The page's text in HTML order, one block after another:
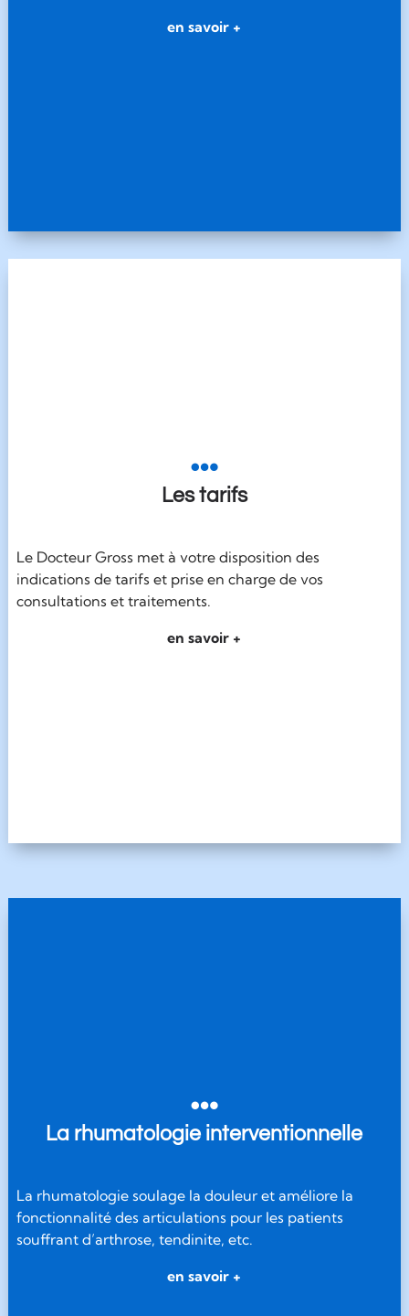
en savoir +

Les tarifs
Le Docteur Gross met à votre disposition des
indications de tarifs et prise en charge de vos
consultations et traitements.
en savoir +

La rhumatologie interventionnelle
La rhumatologie soulage la douleur et améliore la
fonctionnalité des articulations pour les patients
souffrant d’arthrose, tendinite, etc.
en savoir +